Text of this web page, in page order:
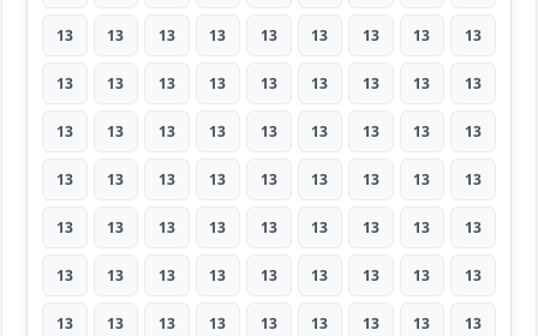
13 13 13 13 13 13 13 13 13
13 13 13 13 13 13 13 13 13
13 13 13 13 13 13 13 13 13
13 13 13 13 13 13 13 13 13
13 13 13 13 13 13 13 13 13
13 13 13 13 13 13 13 13 13
13 13 13 13 13 13 13 13 13